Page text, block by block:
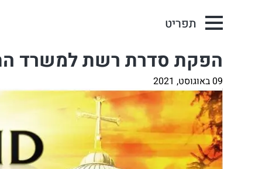
תפריט
הפקת סדרת רשת למשרד התיירות – 10 הדברים
09 באוגוסט, 2021